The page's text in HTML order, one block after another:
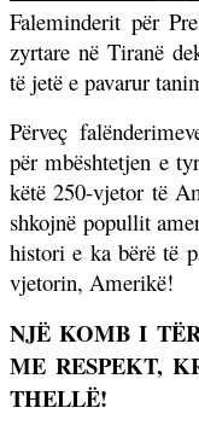
Faleminderit për
zyrtare në Tiranë
të jetë e pavarur
Përveç
për mbështetjen e
këtë 250-vjetor të
shkojnë popullit
histori e ka bërë të
vjetorin, Amerikë!
NJË KOMB I
ME RESPEKT,
THELLË!